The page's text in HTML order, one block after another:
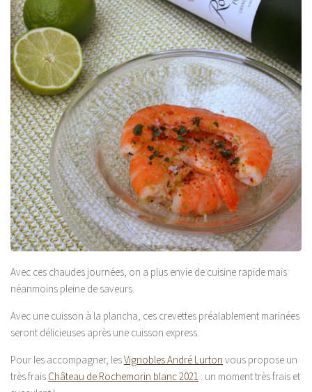
Avec ces chaudes journées, on a plus envie de cuisine rapide mais
néanmoins pleine de saveurs.
Avec une cuisson à la plancha, ces crevettes préalablement marinées
seront délicieuses après une cuisson express.
Pour les accompagner, lesVignobles André Lurton vous propose un
très frais Château de Rochemorin blanc 2021 : un moment très frais et